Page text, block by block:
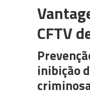
CFTV
inibição